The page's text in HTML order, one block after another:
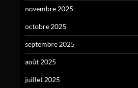
novembre 2025
octobre 2025
septembre 2025
août 2025
juillet 2025